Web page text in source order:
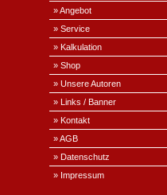
» Angebot
» Service
» Kalkulation
» Shop
» Unsere Autoren
» Links / Banner
» Kontakt
» AGB
» Datenschutz
» Impressum